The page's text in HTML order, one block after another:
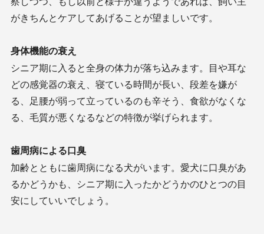
がきちんとケアしてあげることが望ましいです。
身体機能の衰え
シニア期に入ると全身の体力が落ち込みます。目や耳な
どの感覚器の衰え、寝ている時間が長い、段差を嫌が
る、足腰が弱って立っているのも辛そう、食欲がなくな
る、毛質が悪くなるなどの特徴が挙げられます。
歯周病による口臭
加齢とともに歯周病になる犬がいます。愛犬に口臭があ
るかどうかも、シニア期に入ったかどうかのひとつの目
安にしていいでしょう。